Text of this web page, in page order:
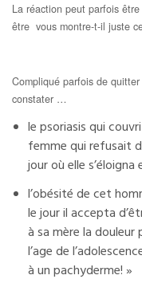
La réaction peut parfois
être vous montre-t-il juste
Compliqué parfois de
constater …
le psoriasis qui
femme qui refusait
jour où elle
l’obésité de cet
le jour il accepta
à sa mère la douleur
l’age de
à un pachyderme! »